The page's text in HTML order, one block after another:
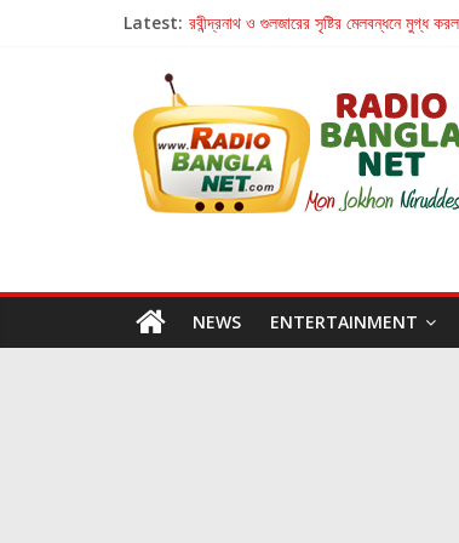
Latest: রবীন্দ্রনাথ ও গুলজারের সৃষ্টির মেলবন্ধনে মুগ্ধ
Retribution: A Thought-Provoking
হাওয়া বদলের টলিউডে ‘তুমি এলে তাই’
NEWS ENTERTAINMENT